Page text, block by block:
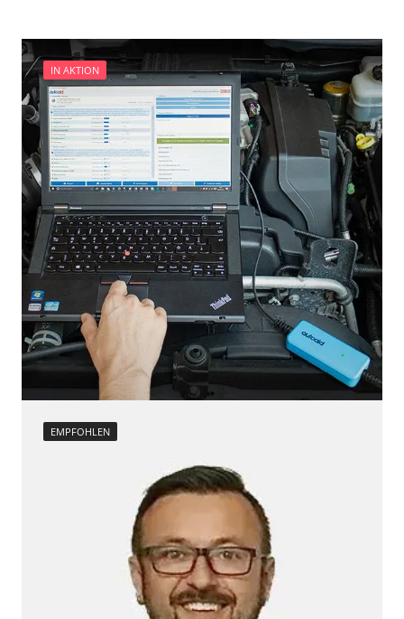
Verfügbarkeit abhängig von Modell, Motorisierung, Ausstattung
und Konfiguration
IN AKTION
EMPFOHLEN